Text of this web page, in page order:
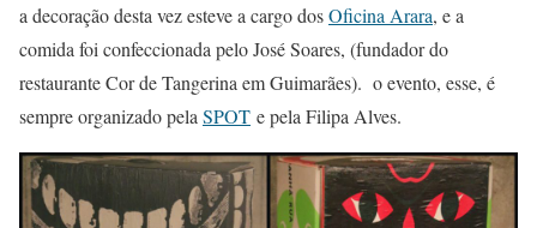
a decoração desta vez esteve a cargo dosOficina Arara, e a
comida foi confeccionada pelo José Soares, (fundador do
restaurante Cor de Tangerina em Guimarães). o evento, esse, é
sempre organizado pela SPOT e pela Filipa Alves.